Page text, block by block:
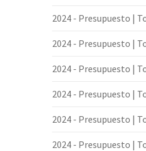
2024 - Presupuesto |
2024 - Presupuesto |
2024 - Presupuesto |
2024 - Presupuesto |
2024 - Presupuesto |
2024 - Presupuesto |